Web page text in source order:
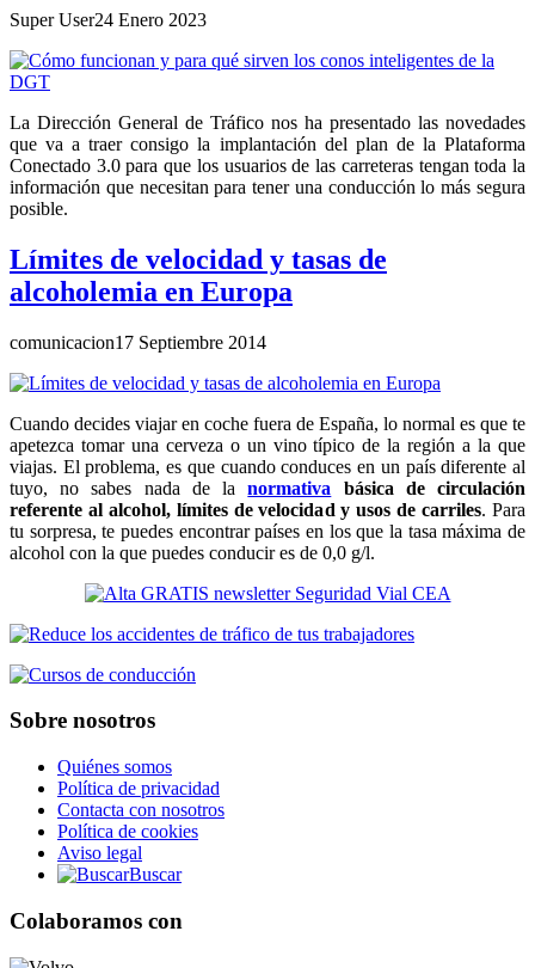
Super User24 Enero 2023
La Dirección General de Tráfico nos ha presentado las novedades
que va a traer consigo la implantación del plan de la Plataforma
Conectado 3.0 para que los usuarios de las carreteras tengan toda la
información que necesitan para tener una conducción lo más segura
posible.
Límites de velocidad y tasas de
alcoholemia en Europa
comunicacion17 Septiembre 2014
Cuando decides viajar en coche fuera de España, lo normal es que te
apetezca tomar una cerveza o un vino típico de la región a la que
viajas. El problema, es que cuando conduces en un país diferente al
tuyo, no sabes nada de lanormativa básica de circulación
referente al alcohol, límites de velocidad y usos de carriles. Para
tu sorpresa, te puedes encontrar países en los que la tasa máxima de
alcohol con la que puedes conducir es de 0,0 g/l.
Sobre nosotros
Quiénes somos
Política de privacidad
Contacta con nosotros
Política de cookies
Aviso legal
Buscar
Colaboramos con